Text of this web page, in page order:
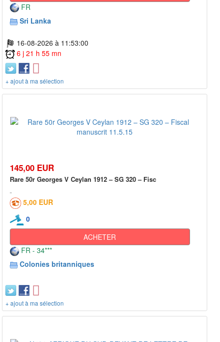
FR
Sri Lanka
16-08-2026 à 11:53:00
6 j 21 h 55 mn
+ ajout à ma sélection
145,00 EUR
Rare 50r Georges V Ceylan 1912 – SG 320 – Fisc
5,00 EUR
0
ACHETER
FR - 34***
Colonies britanniques
+ ajout à ma sélection